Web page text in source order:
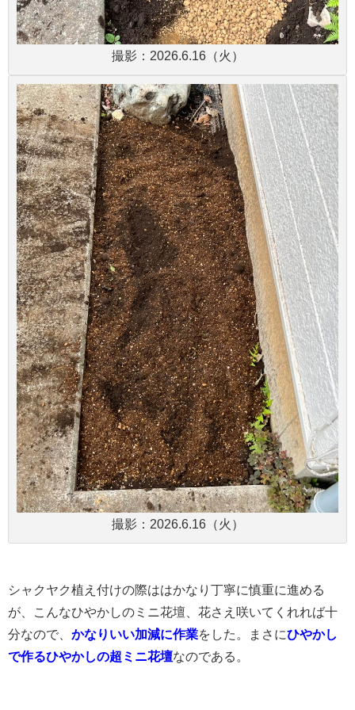
撮影：2026.6.16（火）
撮影：2026.6.16（火）
シャクヤク植え付けの際ははかなり丁寧に慎重に進める
が、こんなひやかしのミニ花壇、花さえ咲いてくれれば十
分なので、 かなりいい加減に作業をした。まさにひやかし
で作るひやかしの超ミニ花壇なのである。